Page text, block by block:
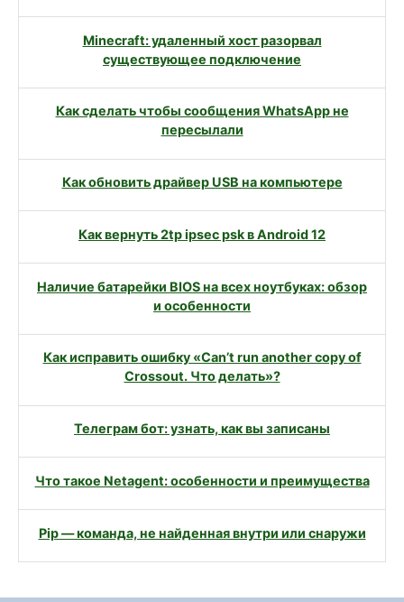
Minecraft: удаленный хост разорвал
существующее подключение
Как сделать чтобы сообщения WhatsApp не
пересылали
Как обновить драйвер USB на компьютере
Как вернуть 2tp ipsec psk в Android 12
Наличие батарейки BIOS на всех ноутбуках: обзор
и особенности
Как исправить ошибку «Can’t run another copy of
Crossout. Что делать»?
Телеграм бот: узнать, как вы записаны
Что такое Netagent: особенности и преимущества
Pip — команда, не найденная внутри или снаружи